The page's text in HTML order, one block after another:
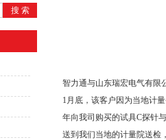
智力通与山东瑞宏电气有限
1月底，该客户因为当地计
年向我司购买的试具C探针
送到我们当地的计量院送检